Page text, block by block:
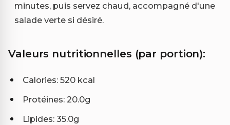
minutes, puis servez chaud, accompagné d'une
salade verte si désiré.
Valeurs nutritionnelles (par portion):
Calories: 520 kcal
Protéines: 20.0g
Lipides: 35.0g